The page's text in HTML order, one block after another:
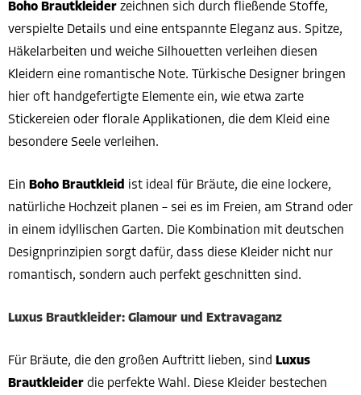
Boho Brautkleider zeichnen sich durch fließende Stoffe,
verspielte Details und eine entspannte Eleganz aus. Spitze,
Häkelarbeiten und weiche Silhouetten verleihen diesen
Kleidern eine romantische Note. Türkische Designer bringen
hier oft handgefertigte Elemente ein, wie etwa zarte
Stickereien oder florale Applikationen, die dem Kleid eine
besondere Seele verleihen.
Ein Boho Brautkleid ist ideal für Bräute, die eine lockere,
natürliche Hochzeit planen – sei es im Freien, am Strand oder
in einem idyllischen Garten. Die Kombination mit deutschen
Designprinzipien sorgt dafür, dass diese Kleider nicht nur
romantisch, sondern auch perfekt geschnitten sind.
Luxus Brautkleider: Glamour und Extravaganz
Für Bräute, die den großen Auftritt lieben, sind Luxus
Brautkleider die perfekte Wahl. Diese Kleider bestechen